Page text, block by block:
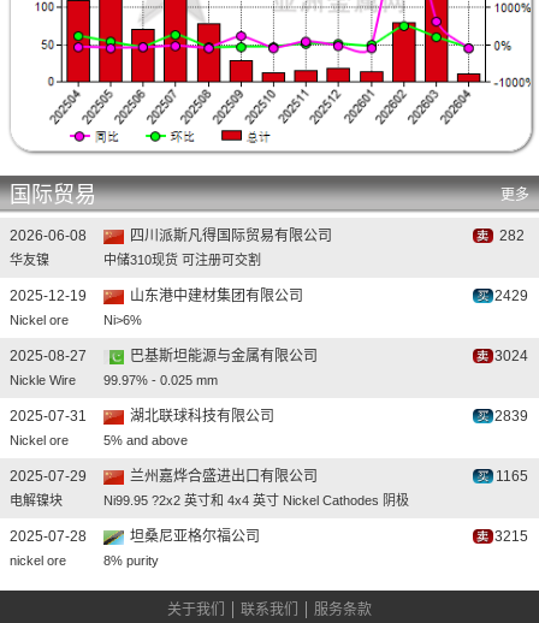
国际贸易 更多
2026-06-08 四川派斯凡得国际贸易有限公司 282
华友镍 中储310现货 可注册可交割
2025-12-19 山东港中建材集团有限公司 2429
Nickel ore Ni>6%
2025-08-27 巴基斯坦能源与金属有限公司 3024
Nickle Wire 99.97% - 0.025 mm
2025-07-31 湖北联球科技有限公司 2839
Nickel ore 5% and above
2025-07-29 兰州嘉烨合盛进出口有限公司 1165
电解镍块 Ni99.95 ?2x2 英寸和 4x4 英寸 Nickel Cathodes 阴极
2025-07-28 坦桑尼亚格尔福公司 3215
nickel ore 8% purity
关于我们 联系我们 服务条款